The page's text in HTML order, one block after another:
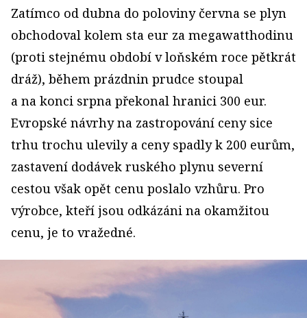
Zatímco od dubna do poloviny června se plyn
obchodoval kolem sta eur za megawatthodinu
(proti stejnému období v loňském roce pětkrát
dráž), během prázdnin prudce stoupal
a na konci srpna překonal hranici 300 eur.
Evropské návrhy na zastropování ceny sice
trhu trochu ulevily a ceny spadly k 200 eurům,
zastavení dodávek ruského plynu severní
cestou však opět cenu poslalo vzhůru. Pro
výrobce, kteří jsou odkázáni na okamžitou
cenu, je to vražedné.